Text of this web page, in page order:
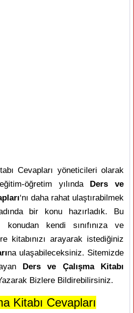
Cevapları yöneticileri olarak
öğretim yılında Ders ve
‘nı daha rahat ulaştırabilmek
bir konu hazırladık. Bu
kendi sınıfınıza ve
kitabınızı arayarak istediğiniz
na ulaşabileceksiniz. Sitemizde
Ders ve Çalışma Kitabı
Bizlere Bildirebilirsiniz.
Kitabı Cevapları